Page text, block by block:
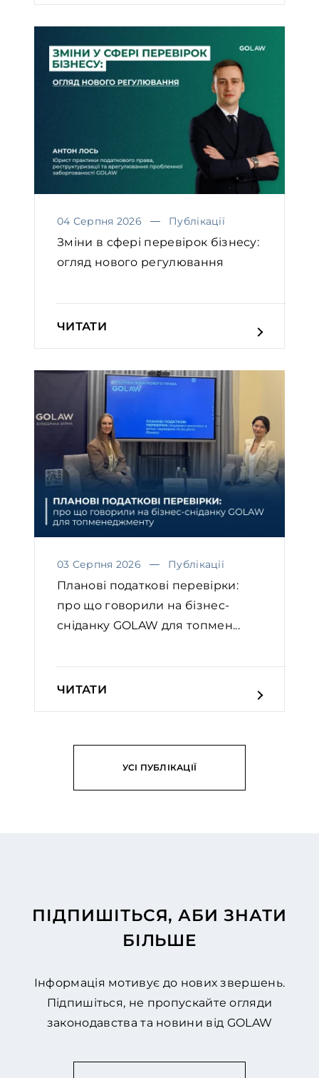
04 Серпня 2026 Публікації
Зміни в сфері перевірок бізнесу:
огляд нового регулювання
ЧИТАТИ
03 Серпня 2026 Публікації
Планові податкові перевірки:
про що говорили на бізнес-
сніданку GOLAW для топмен...
ЧИТАТИ
УСІ ПУБЛІКАЦІЇ
ПІДПИШІТЬСЯ, АБИ ЗНАТИ
БІЛЬШЕ
Інформація мотивує до нових звершень.
Підпишіться, не пропускайте огляди
законодавства та новини від GOLAW